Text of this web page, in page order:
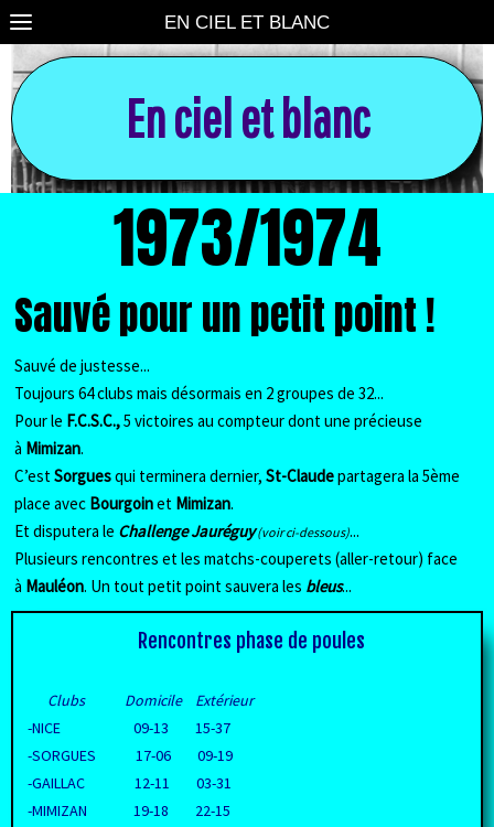
EN CIEL ET BLANC
En ciel et blanc
1973/1974
Sauvé pour un petit point !
Sauvé de justesse...
Toujours 64 clubs mais désormais en 2 groupes de 32...
Pour le F.C.S.C.,5 victoires au compteur dont une précieuse
à Mimizan.
C’estSorguesqui terminera dernier, St-Claudepartagera la 5ème
place avec Bourgoinet Mimizan.
Et disputera le Challenge Jauréguy(voir ci-dessous)...
Plusieurs rencontres et les matchs-couperets (aller-retour) face
à Mauléon. Un tout petit point sauvera les bleus...
Rencontres phase de poules
Clubs Domicile Extérieur
-NICE 09-13 15-37
-SORGUES 17-06 09-19
-GAILLAC 12-11 03-31
-MIMIZAN 19-18 22-15